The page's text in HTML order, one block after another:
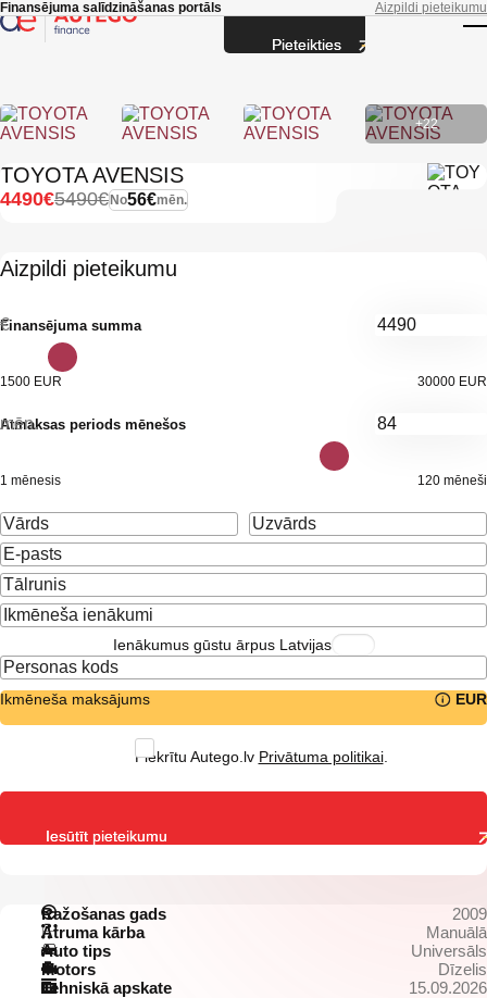
Skip to main content
Finansējuma salīdzināšanas portāls Aizpildi pieteikumu
+22
TOYOTA AVENSIS
No56€mēn.
5490€
4490€
Aizpildi pieteikumu
Finansējuma summa
€
1500 EUR 30000 EUR
Atmaksas periods mēnešos
mēn.
1 mēnesis 120 mēneši
Ienākumus gūstu ārpus Latvijas
Ikmēneša maksājums EUR
Piekrītu Autego.lv Privātuma politikai.
Ražošanas gads
2009
Ātruma kārba
Manuālā
Auto tips
Universāls
Motors
Dīzelis
Tehniskā apskate
15.09.2026